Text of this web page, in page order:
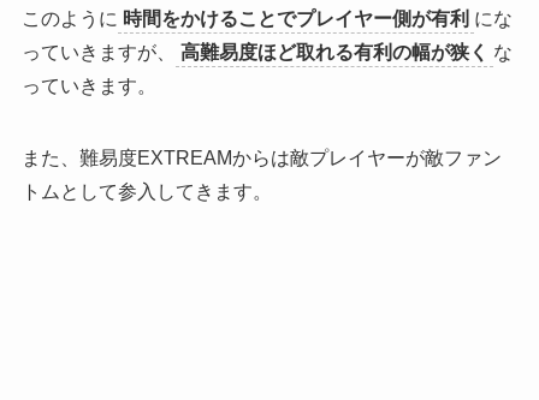
このように 時間をかけることでプレイヤー側が有利 にな
っていきますが、
高難易度ほど取れる有利の幅が狭く な
っていきます。
また、 難易度EXTREAMからは敵プレイヤーが敵ファン
トムとして参入 してきます。